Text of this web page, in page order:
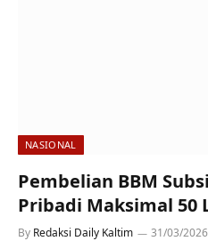
NASIONAL
Pembelian BBM
Pribadi Maksimal 50
By Redaksi Daily Kaltim 31/03/